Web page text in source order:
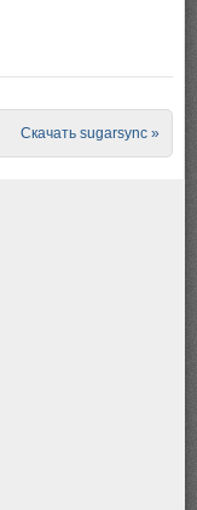
Скачать sugarsync »